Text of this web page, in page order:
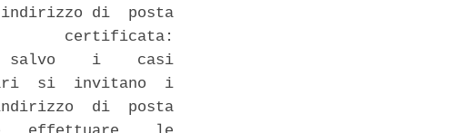
indirizzo di  posta
certificata:
salvo    i    casi
si  invitano  i
di  posta